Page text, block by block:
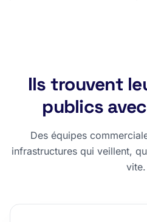
Ils trouvent
publics
Des équipes
infrastructures qui veillent,
vite.